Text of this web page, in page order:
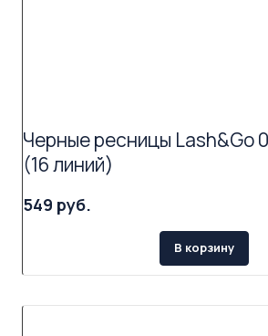
Черные ресницы Lash&Go
(16 линий)
549 руб.
В корзину